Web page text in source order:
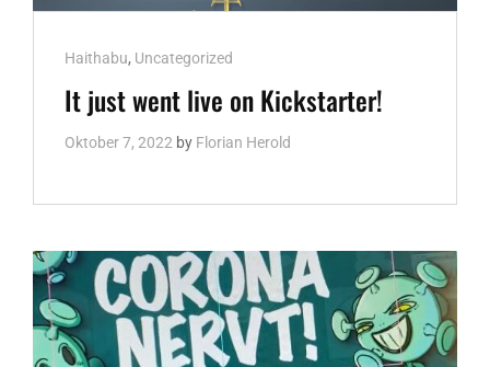
Cat
Links
Haithabu, Uncategorized
It just went live on Kickstarter!
Oktober 7, 2022 by Florian Herold